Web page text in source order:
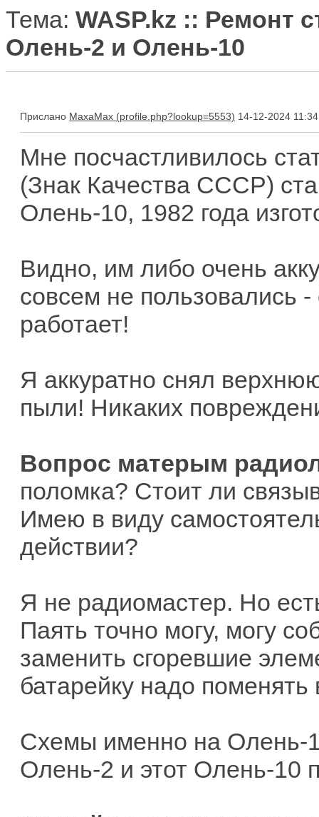
Тема: WASP.kz :: Ремонт
Олень-2 и Олень-10
Прислано MaxaMax 14-12-2024 11:34
Мне посчастливилось
(Знак Качества СССР)
Олень-10, 1982 года
Видно, им либо очень
совсем не пользовались
работает!
Я аккуратно снял
пыли! Никаких
Вопрос матерым
поломка? Стоит ли
Имею в виду
действии?
Я не радиомастер. Но
Паять точно могу, могу
заменить сгоревшие
батарейку надо поменять
Схемы именно на Олень-
Олень-2 и этот Олень-10